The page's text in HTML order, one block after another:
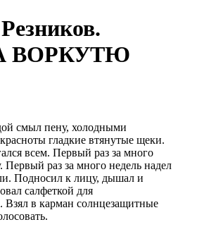
ВОРКУТЮ
смыл пену, холодными
гладкие втянутые щеки.
всем. Первый раз за много
Первый раз за много недель надел
Подносил к лицу, дышал и
салфеткой для
Взял в карман солнцезащитные